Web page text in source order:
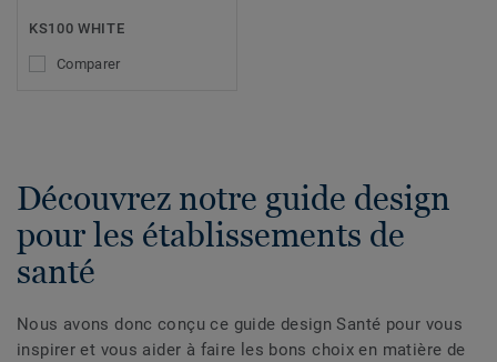
KS100 WHITE
Comparer
Découvrez notre guide design
pour les établissements de
santé
Nous avons donc conçu ce guide design Santé pour vous
inspirer et vous aider à faire les bons choix en matière de